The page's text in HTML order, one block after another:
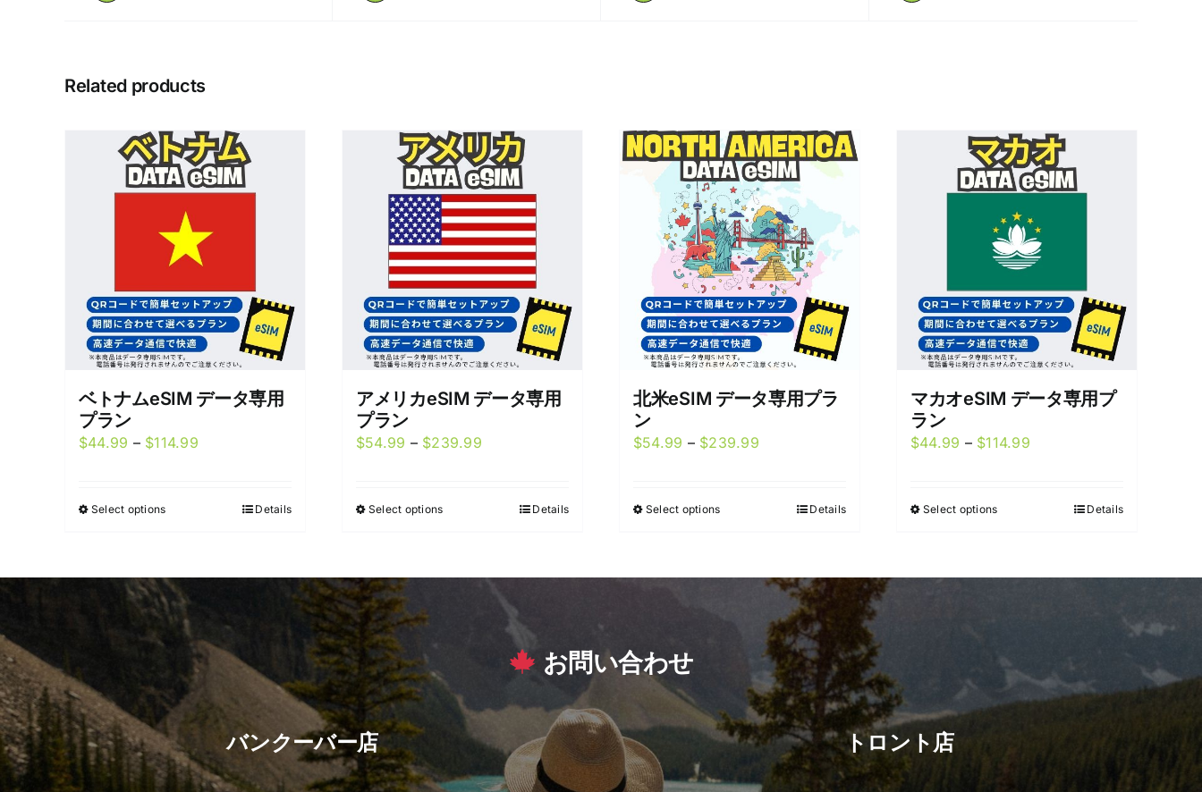
Related products
ベトナムeSIM データ専用
プラン
$44.99 – $114.99Price
through
Select optionsThis
multiple
variants.
The
options
may
be
chosen
on
the
Details
アメリカeSIM データ専用
プラン
$54.99 – $239.99Price
through
Select optionsThis
multiple
may
be
the
Details
北米eSIM データ専用プラ
ン
$54.99 – $239.99Price
through
Select optionsThis
multiple
options
chosen
the
Details
マカオeSIM データ専用プ
ラン
$44.99 – $114.99Price
through
Select optionsThis
options
may
be
Details
お問い合わせ
バンクーバー店 トロント店